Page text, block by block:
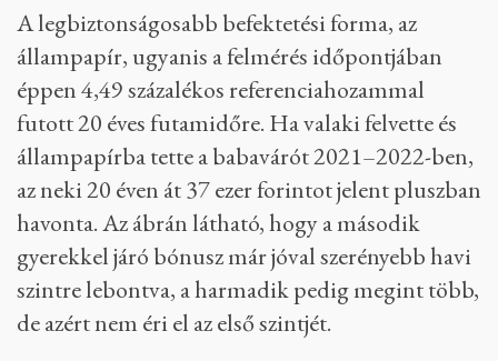
A legbiztonságosabb befektetési forma, az
állampapír, ugyanis a felmérés időpontjában
éppen 4,49 százalékos referenciahozammal
futott 20 éves futamidőre. Ha valaki felvette és
állampapírba tette a babavárót 2021–2022-ben,
az neki 20 éven át 37 ezer forintot jelent pluszban
havonta. Az ábrán látható, hogy a második
gyerekkel járó bónusz már jóval szerényebb havi
szintre lebontva, a harmadik pedig megint több,
de azért nem éri el az első szintjét.